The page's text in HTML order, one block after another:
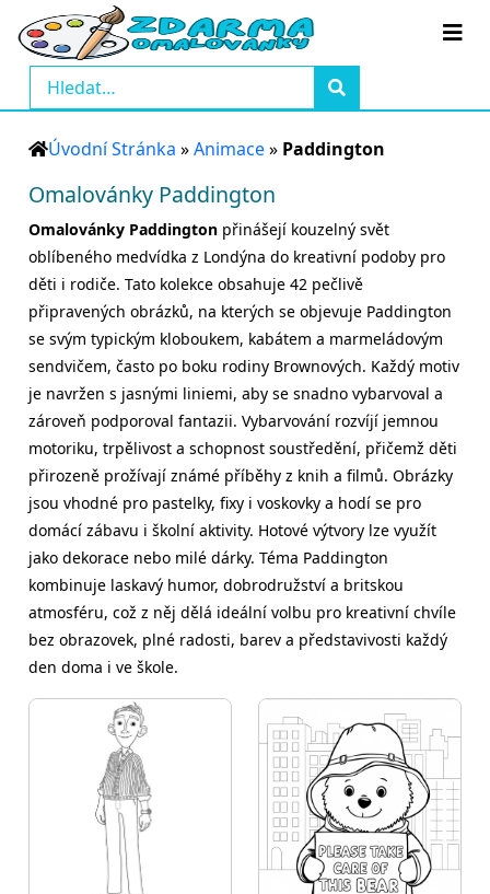
Úvodní Stránka »Animace» Paddington
Omalovánky Paddington
Omalovánky Paddington přinášejí kouzelný svět
oblíbeného medvídka z Londýna do kreativní podoby pro
děti i rodiče. Tato kolekce obsahuje 42 pečlivě
připravených obrázků, na kterých se objevuje Paddington
se svým typickým kloboukem, kabátem a marmeládovým
sendvičem, často po boku rodiny Brownových. Každý motiv
je navržen s jasnými liniemi, aby se snadno vybarvoval a
zároveň podporoval fantazii. Vybarvování rozvíjí jemnou
motoriku, trpělivost a schopnost soustředění, přičemž děti
přirozeně prožívají známé příběhy z knih a filmů. Obrázky
jsou vhodné pro pastelky, fixy i voskovky a hodí se pro
domácí zábavu i školní aktivity. Hotové výtvory lze využít
jako dekorace nebo milé dárky. Téma Paddington
kombinuje laskavý humor, dobrodružství a britskou
atmosféru, což z něj dělá ideální volbu pro kreativní chvíle
bez obrazovek, plné radosti, barev a představivosti každý
den doma i ve škole.